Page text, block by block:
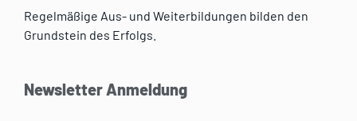
Regelmäßige Aus- und Weiterbildungen bilden den
Grundstein des Erfolgs.
Newsletter Anmeldung